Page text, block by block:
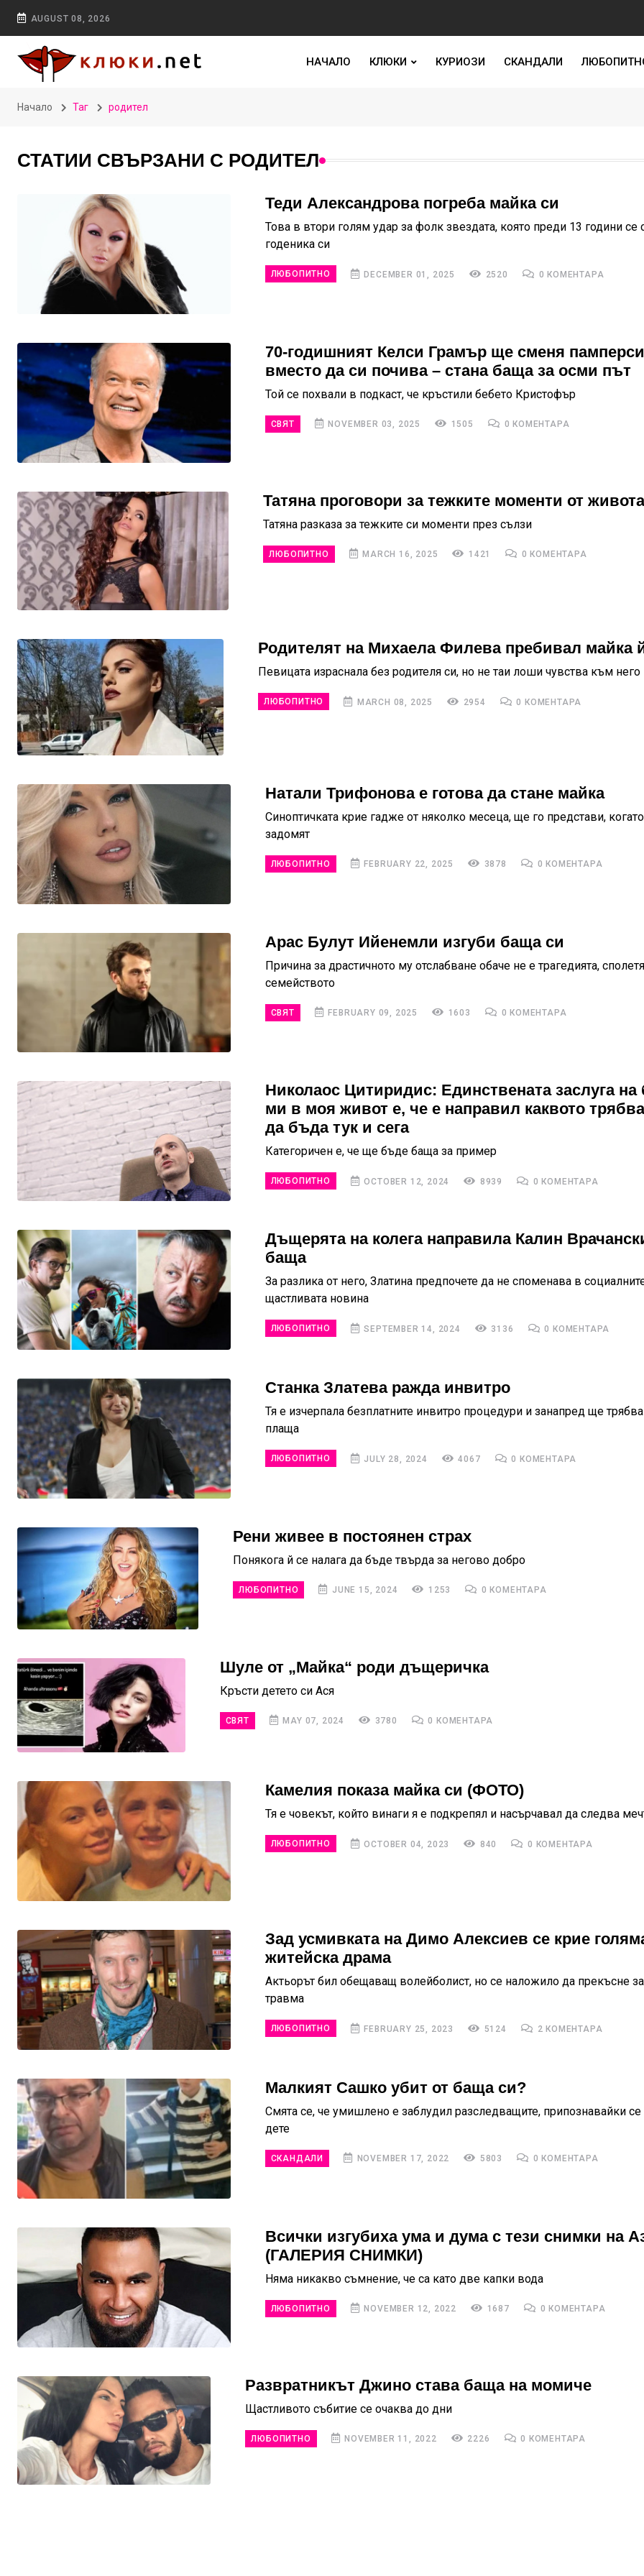
AUGUST 08, 2026
НАЧАЛО КЛЮКИ КУРИОЗИ СКАНДАЛИ
Начало Таг родител
СТАТИИ СВЪРЗАНИ С РОДИТЕЛ
Теди Александрова погреба майка си
Това в втори голям удар за фолк звездата, която преди 13 години се
годеника си
ЛЮБОПИТНО DECEMBER 01, 2025 2520 0 КОМЕНТАРА
70-годишният Келси Грамър ще сменя памперси
вместо да си почива – стана баща за осми път
Той се похвали в подкаст, че кръстили бебето Кристофър
СВЯТ NOVEMBER 03, 2025 1505 0 КОМЕНТАРА
Татяна проговори за тежките моменти от
Татяна разказа за тежките си моменти през сълзи
ЛЮБОПИТНО MARCH 16, 2025 1421 0 КОМЕНТАРА
Родителят на Михаела Филева пребивал майка
Певицата израснала без родителя си, но не таи лоши чувства към него
ЛЮБОПИТНО MARCH 08, 2025 2954 0 КОМЕНТАРА
Натали Трифонова е готова да стане майка
Синоптичката крие гадже от няколко месеца, ще го представи,
задомят
ЛЮБОПИТНО FEBRUARY 22, 2025 3878 0 КОМЕНТАРА
Арас Булут Ийенемли изгуби баща си
Причина за драстичното му отслабване обаче не е трагедията,
семейството
СВЯТ FEBRUARY 09, 2025 1603 0 КОМЕНТАРА
Николаос Цитиридис: Единствената заслуга
ми в моя живот е, че е направил каквото
да бъда тук и сега
Категоричен е, че ще бъде баща за пример
ЛЮБОПИТНО OCTOBER 12, 2024 8939 0 КОМЕНТАРА
Дъщерята на колега направила Калин
баща
За разлика от него, Златина предпочете да не споменава в
щастливата новина
ЛЮБОПИТНО SEPTEMBER 14, 2024 3136 0 КОМЕНТАРА
Станка Златева ражда инвитро
Тя е изчерпала безплатните инвитро процедури и занапред ще
плаща
ЛЮБОПИТНО JULY 28, 2024 4067 0 КОМЕНТАРА
Рени живее в постоянен страх
Понякога й се налага да бъде твърда за негово добро
ЛЮБОПИТНО JUNE 15, 2024 1253 0 КОМЕНТАРА
Шуле от „Майка“ роди дъщеричка
Кръсти детето си Ася
СВЯТ MAY 07, 2024 3780 0 КОМЕНТАРА
Камелия показа майка си (ФОТО)
Тя е човекът, който винаги я е подкрепял и насърчавал да следва
ЛЮБОПИТНО OCTOBER 04, 2023 840 0 КОМЕНТАРА
Зад усмивката на Димо Алексиев се крие
житейска драма
Актьорът бил обещаващ волейболист, но се наложило да прекъсне
травма
ЛЮБОПИТНО FEBRUARY 25, 2023 5124 2 КОМЕНТАРА
Малкият Сашко убит от баща си?
Смята се, че умишлено е заблудил разследващите, припознавайки се
дете
СКАНДАЛИ NOVEMBER 17, 2022 5803 0 КОМЕНТАРА
Всички изгубиха ума и дума с тези снимки на
(ГАЛЕРИЯ СНИМКИ)
Няма никакво съмнение, че са като две капки вода
ЛЮБОПИТНО NOVEMBER 12, 2022 1687 0 КОМЕНТАРА
Развратникът Джино става баща на момиче
Щастливото събитие се очаква до дни
ЛЮБОПИТНО NOVEMBER 11, 2022 2226 0 КОМЕНТАРА